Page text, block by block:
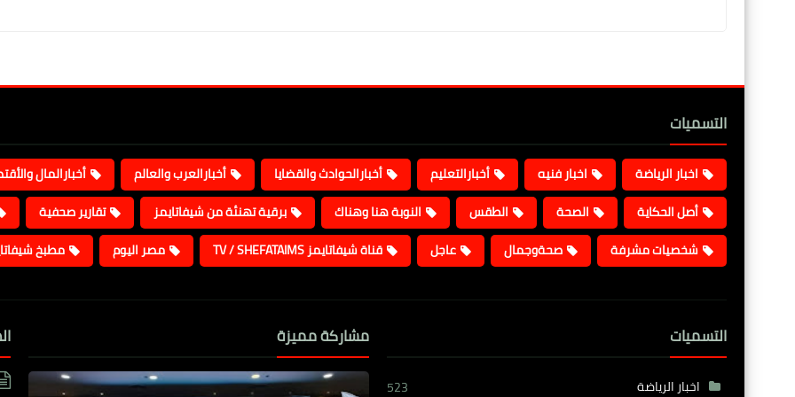
التسميات
اخبار الرياضة اخبار فنيه أخبارالتعليم أخبارالحوادث والقضايا أخبارالعرب والعالم
أخبارالمال
أصل الحكاية
الصحة الطقس النوبة هنا وهناك برقية تهنئة من شيفاتايمز
تقارير صحفية
شخصيات مشرفة
صحةوجمال عاجل قناة شيفاتايمز TV / SHEFATAIMS مصر اليوم مطبخ
التسميات
اخبار الرياضة 523
مشاركة مميزة